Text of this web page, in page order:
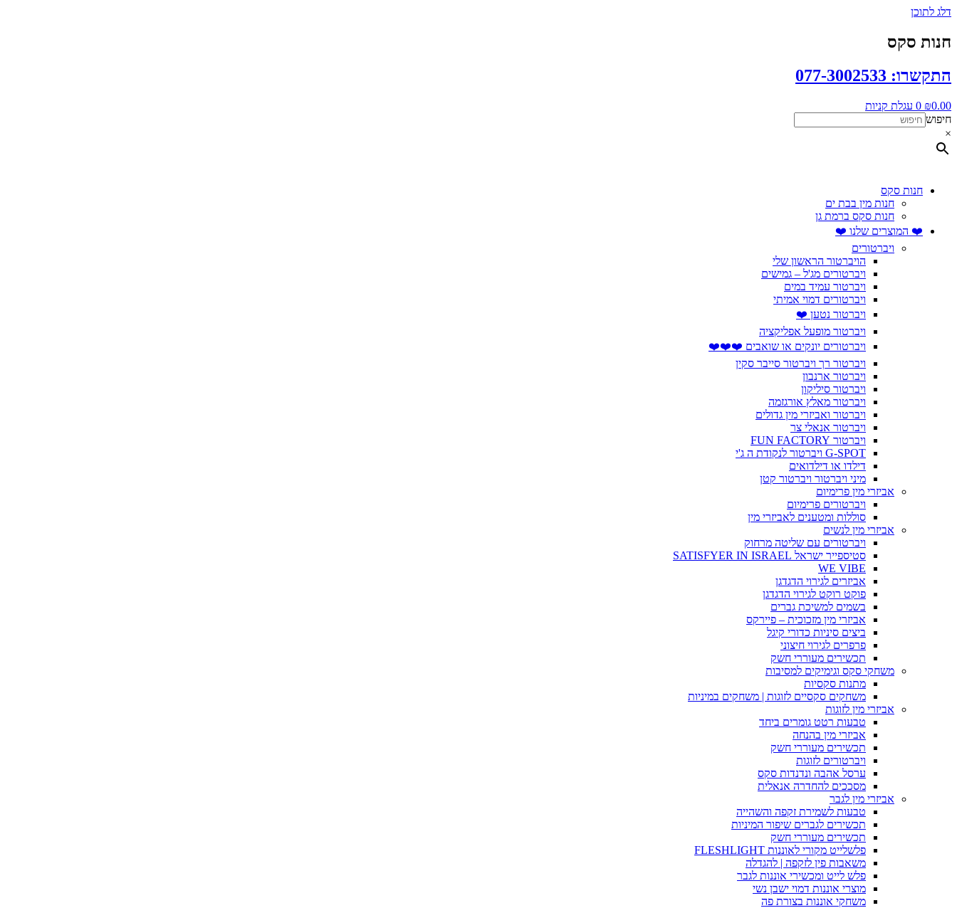
דלג לתוכן
חנות סקס
התקשרו: 077-3002533
₪0.00
0 עגלת קניות
חיפוש
×
חנות סקס
חנות מין בבת ים
חנות סקס ברמת גן
❤️ המוצרים שלנו ❤️
ויברטורים
הויברטור הראשון שלי
ויברטורים מג'ל – גמישים
ויברטור עמיד במים
ויברטורים דמוי אמיתי
ויברטור נטען ❤️
ויברטור מופעל אפליקציה
ויברטורים יונקים או שואבים ❤️❤️❤️
ויברטור רך ויברטור סייבר סקין
ויברטור ארנבון
ויברטור סיליקון
ויברטור מאלץ אורגזמה
ויברטור ואביזרי מין גדולים
ויברטור אנאלי צר
ויברטור FUN FACTORY
G-SPOT ויברטור לנקודת ה ג'י
דילדו או דילדואים
מיני ויברטור ויברטור קטן
אביזרי מין פרימיום
ויברטורים פרימיום
סוללות ומטענים לאביזרי מין
אביזרי מין לנשים
ויברטורים עם שליטה מרחוק
סטיספייר ישראל SATISFYER IN ISRAEL
WE VIBE
אביזרים לגירוי הדגדגן
פוקט רוקט לגירוי הדגדגן
בשמים למשיכת גברים
אביזרי מין מזכוכית – פיירקס
ביצים סיניות כדורי קיגל
פרפרים לגירוי חיצוני
תכשירים מעוררי חשק
משחקי סקס וגימיקים למסיבות
מתנות סקסיות
משחקים סקסיים לזוגות | משחקים במיניות
אביזרי מין לזוגות
טבעות רטט גומרים ביחד
אביזרי מין בהנחה
תכשירים מעוררי חשק
ויברטורים לזוגות
ערסל אהבה ונדנדות סקס
מסככים להחדרה אנאלית
אביזרי מין לגבר
טבעות לשמירת זקפה והשהייה
תכשירים לגברים שיפור המיניות
תכשירים מעוררי חשק
פלשלייט מקורי לאוננות FLESHLIGHT
משאבות פין לזקפה | להגדלה
פלש לייט ומכשירי אוננות לגבר
מוצרי אוננות דמוי ישבן נשי
משחקי אוננות בצורת פה